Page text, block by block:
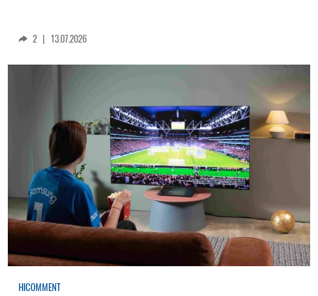
2 | 13.07.2026
HICOMMENT